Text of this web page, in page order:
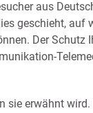
aus
geschieht, auf
Der Schutz
sie erwähnt